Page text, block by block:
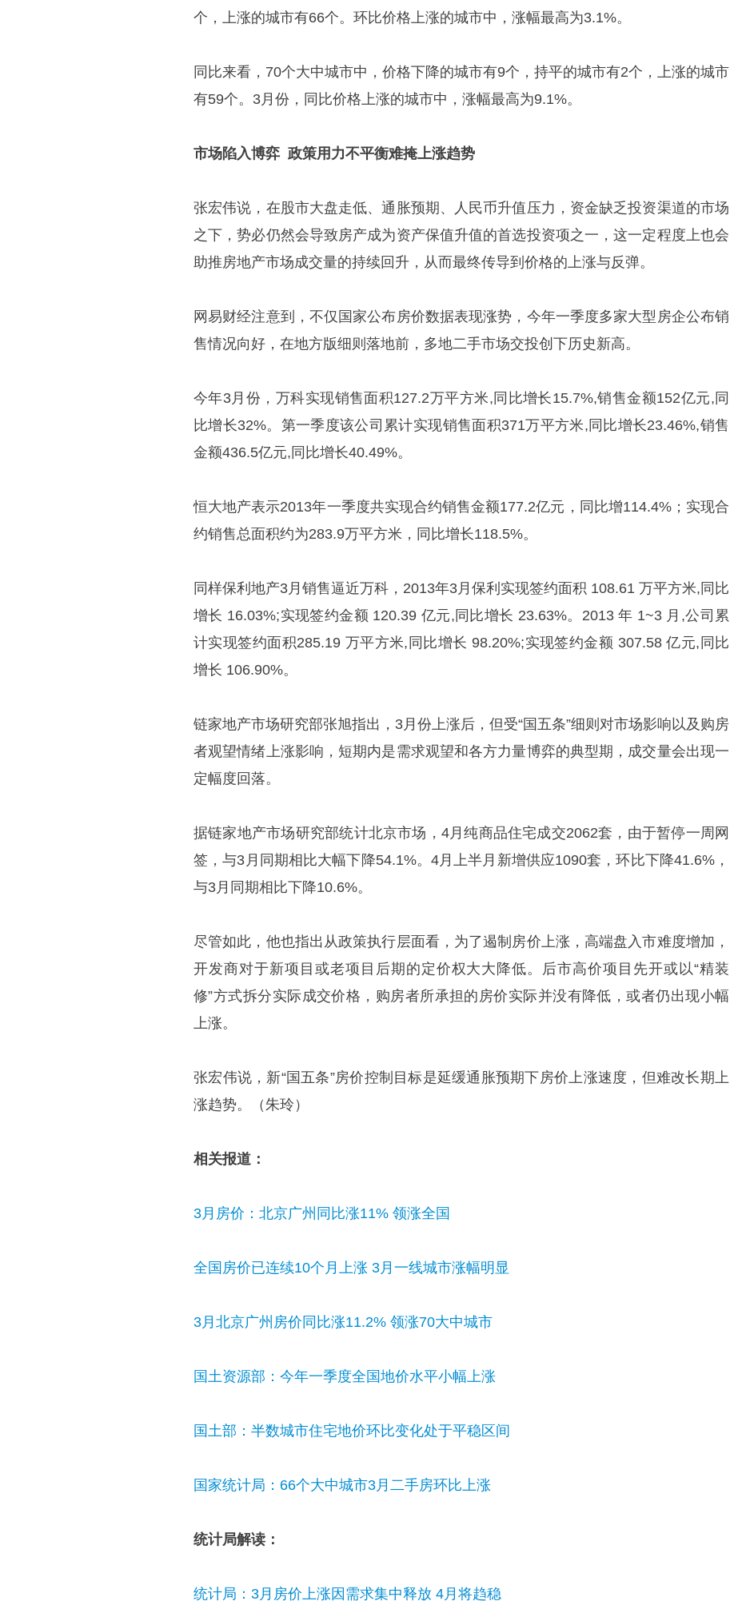
个，上涨的城市有66个。环比价格上涨的城市中，涨幅最高为3.1%。
同比来看，70个大中城市中，价格下降的城市有9个，持平的城市有2个，上涨的城市
有59个。3月份，同比价格上涨的城市中，涨幅最高为9.1%。
市场陷入博弈 政策用力不平衡难掩上涨趋势
张宏伟说，在股市大盘走低、通胀预期、人民币升值压力，资金缺乏投资渠道的市场
之下，势必仍然会导致房产成为资产保值升值的首选投资项之一，这一定程度上也会
助推房地产市场成交量的持续回升，从而最终传导到价格的上涨与反弹。
网易财经注意到，不仅国家公布房价数据表现涨势，今年一季度多家大型房企公布销
售情况向好，在地方版细则落地前，多地二手市场交投创下历史新高。
今年3月份，万科实现销售面积127.2万平方米,同比增长15.7%,销售金额152亿元,同
比增长32%。第一季度该公司累计实现销售面积371万平方米,同比增长23.46%,销售
金额436.5亿元,同比增长40.49%。
恒大地产表示2013年一季度共实现合约销售金额177.2亿元，同比增114.4%；实现合
约销售总面积约为283.9万平方米，同比增长118.5%。
同样保利地产3月销售逼近万科，2013年3月保利实现签约面积 108.61 万平方米,同比
增长 16.03%;实现签约金额 120.39 亿元,同比增长 23.63%。2013 年 1~3 月,公司累
计实现签约面积285.19 万平方米,同比增长 98.20%;实现签约金额 307.58 亿元,同比
增长 106.90%。
链家地产市场研究部张旭指出，3月份上涨后，但受“国五条”细则对市场影响以及购房
者观望情绪上涨影响，短期内是需求观望和各方力量博弈的典型期，成交量会出现一
定幅度回落。
据链家地产市场研究部统计北京市场，4月纯商品住宅成交2062套，由于暂停一周网
签，与3月同期相比大幅下降54.1%。4月上半月新增供应1090套，环比下降41.6%，
与3月同期相比下降10.6%。
尽管如此，他也指出从政策执行层面看，为了遏制房价上涨，高端盘入市难度增加，
开发商对于新项目或老项目后期的定价权大大降低。后市高价项目先开或以“精装
修”方式拆分实际成交价格，购房者所承担的房价实际并没有降低，或者仍出现小幅
上涨。
张宏伟说，新“国五条”房价控制目标是延缓通胀预期下房价上涨速度，但难改长期上
涨趋势。（朱玲）
相关报道：
3月房价：北京广州同比涨11% 领涨全国
全国房价已连续10个月上涨 3月一线城市涨幅明显
3月北京广州房价同比涨11.2% 领涨70大中城市
国土资源部：今年一季度全国地价水平小幅上涨
国土部：半数城市住宅地价环比变化处于平稳区间
国家统计局：66个大中城市3月二手房环比上涨
统计局解读：
统计局：3月房价上涨因需求集中释放 4月将趋稳